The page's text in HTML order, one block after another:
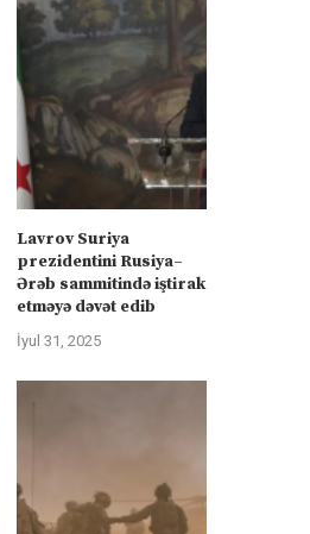
Lavrov Suriya
prezidentini Rusiya–
Ərəb sammitində iştirak
etməyə dəvət edib
İyul 31, 2025